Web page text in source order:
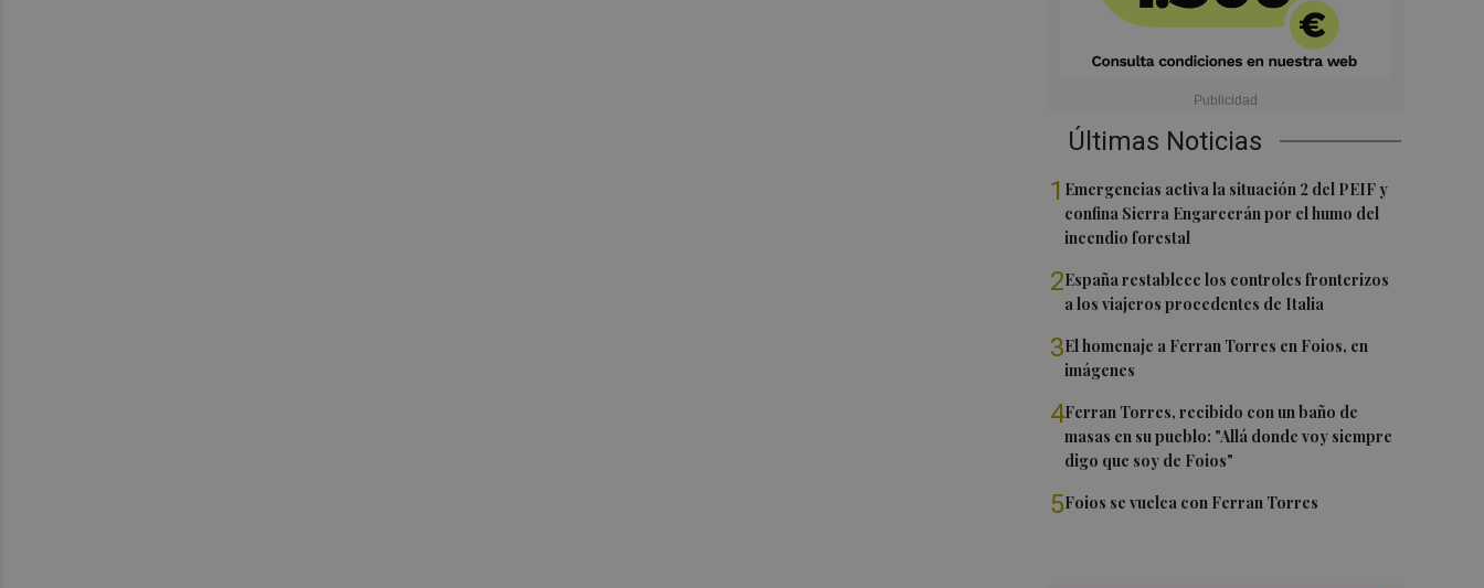
Últimas Noticias
1 Emergencias activa la situación 2 del PEIF y
confina Sierra Engarcerán por el humo del
incendio forestal
2España restablece los controles fronterizos
a los viajeros procedentes de Italia
3El homenaje a Ferran Torres en Foios, en
imágenes
4Ferran Torres, recibido con un baño de
masas en su pueblo: "Allá donde voy siempre
digo que soy de Foios"
5Foios se vuelca con Ferran Torres